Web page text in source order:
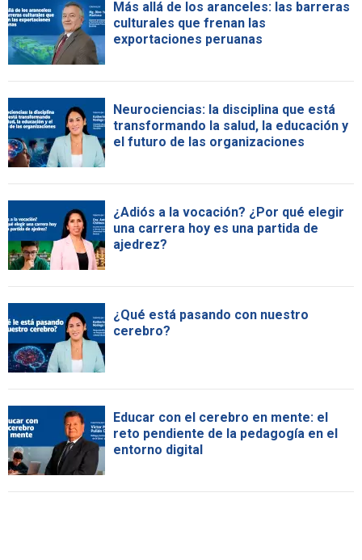
Más allá de los aranceles: las barreras
culturales que frenan las
exportaciones peruanas
Neurociencias: la disciplina que está
transformando la salud, la educación y
el futuro de las organizaciones
¿Adiós a la vocación? ¿Por qué elegir
una carrera hoy es una partida de
ajedrez?
¿Qué está pasando con nuestro
cerebro?
Educar con el cerebro en mente: el
reto pendiente de la pedagogía en el
entorno digital